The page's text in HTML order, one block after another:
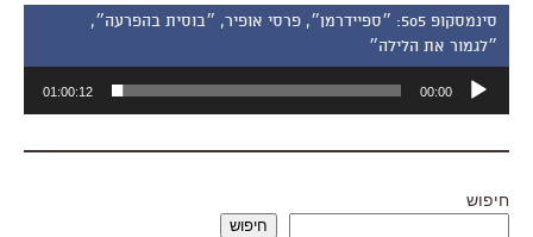
סינמסקופ 505: ״ספיידרמן״, פרסי אופיר, ״בוסית בהפרעה״,
״לגמור את הלילה״
אודיו
00:00
01:00:12
חיפוש
חיפוש